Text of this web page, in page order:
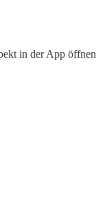
in der App öffnen